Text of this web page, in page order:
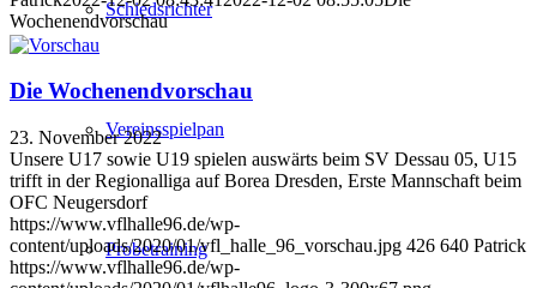
Schiedsrichter
Vereinsspielpan
Probetraining
Wochenendvorschau
Die Wochenendvorschau
23. November 2022
Unsere U17 sowie U19 spielen auswärts beim SV Dessau 05, U15
trifft in der Regionalliga auf Borea Dresden, Erste Mannschaft beim
OFC Neugersdorf
https://www.vflhalle96.de/wp-
content/uploads/2020/01/vfl_halle_96_vorschau.jpg 426 640 Patrick
https://www.vflhalle96.de/wp-